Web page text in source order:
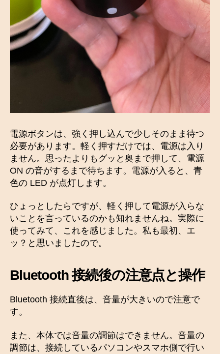
電源ボタンは、強く押し込んで少しそのまま待つ
必要があります。軽く押すだけでは、電源は入り
ません。思ったよりもグッと奥まで押して、電源
ON の音がするまで待ちます。電源が入ると、青
色の LED が点灯します。
ひょっとしたらですが、軽く押して電源が入らな
いことを言っているのかも知れませんね。実際に
使ってみて、これを感じました。私も最初、エ
ッ？と思いましたので。
Bluetooth 接続後の注意点と操作
Bluetooth 接続直後は、音量が大きいので注意で
す。
また、本体では音量の調節はできません。音量の
調節は、接続しているパソコンやスマホ側で行い